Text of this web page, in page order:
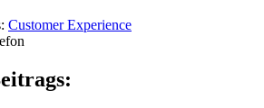
Customer Experience